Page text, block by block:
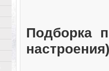
Подборка